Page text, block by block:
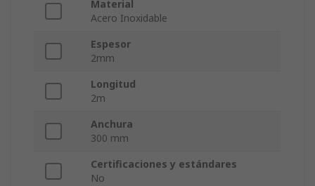
Material
Acero Inoxidable
Espesor
2mm
Longitud
2m
Anchura
300 mm
Certificaciones y estándares
No